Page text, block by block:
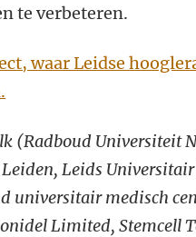
te verbeteren.
waar Leidse
(Radboud Universiteit
Leids
universitair medisch
Limited, Stemcell